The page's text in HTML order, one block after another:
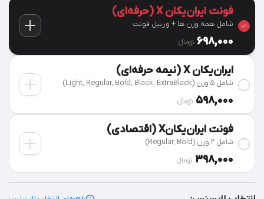
فونت ایران‌یکان X (حرفه‌ای)
شامل همه وزن ها + وریبل فونت
698,000 تومان‫ء‬
ایران‌یکان X (نیمه حرفه‌ای)
شامل 5 وزن (Light, Regular, Bold, Black, ExtraBlack)
598,000 تومان‫ء‬
فونت ایران‌یکانX (اقتصادی)
شامل 2 وزن (Regular, Bold)
398,000 تومان‫ء‬